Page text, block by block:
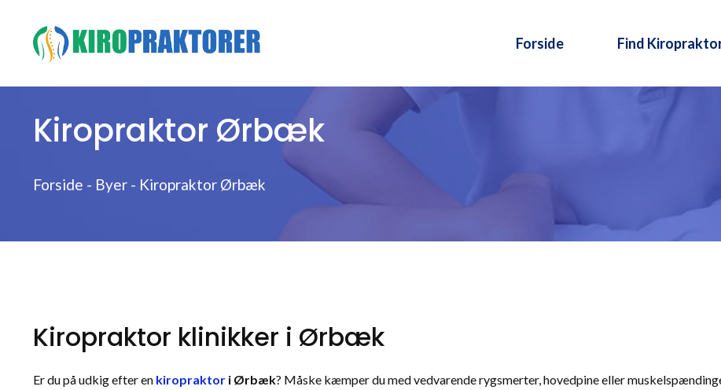
indhold
Forside Find
Kiropraktor Ørbæk
Forside - Byer - Kiropraktor Ørbæk
Kiropraktor klinikker i Ørbæk
Er du på udkig efter en kiropraktor i Ørbæk? Måske kæmper du med vedvarende rygsmerter, hovedpine eller